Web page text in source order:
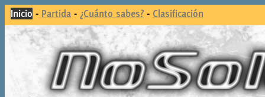
Inicio - Partida - ¿Cuánto sabes? - Clasificación